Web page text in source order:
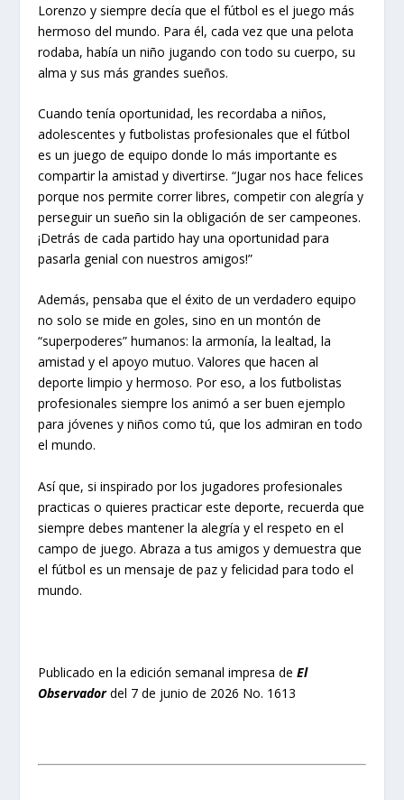
Lorenzo y siempre decía que el fútbol es el juego más
hermoso del mundo. Para él, cada vez que una pelota
rodaba, había un niño jugando con todo su cuerpo, su
alma y sus más grandes sueños.
Cuando tenía oportunidad, les recordaba a niños,
adolescentes y futbolistas profesionales que el fútbol
es un juego de equipo donde lo más importante es
compartir la amistad y divertirse. “Jugar nos hace felices
porque nos permite correr libres, competir con alegría y
perseguir un sueño sin la obligación de ser campeones.
¡Detrás de cada partido hay una oportunidad para
pasarla genial con nuestros amigos!”
Además, pensaba que el éxito de un verdadero equipo
no solo se mide en goles, sino en un montón de
“superpoderes” humanos: la armonía, la lealtad, la
amistad y el apoyo mutuo. Valores que hacen al
deporte limpio y hermoso. Por eso, a los futbolistas
profesionales siempre los animó a ser buen ejemplo
para jóvenes y niños como tú, que los admiran en todo
el mundo.
Así que, si inspirado por los jugadores profesionales
practicas o quieres practicar este deporte, recuerda que
siempre debes mantener la alegría y el respeto en el
campo de juego. Abraza a tus amigos y demuestra que
el fútbol es un mensaje de paz y felicidad para todo el
mundo.
Publicado en la edición semanal impresa deEl
Observadordel 7 de junio de 2026 No. 1613